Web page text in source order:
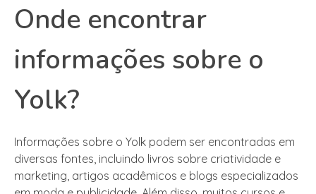
Onde encontrar
informações sobre o
Yolk?
Informações sobre o Yolk podem ser encontradas em
diversas fontes, incluindo livros sobre criatividade e
marketing, artigos acadêmicos e blogs especializados